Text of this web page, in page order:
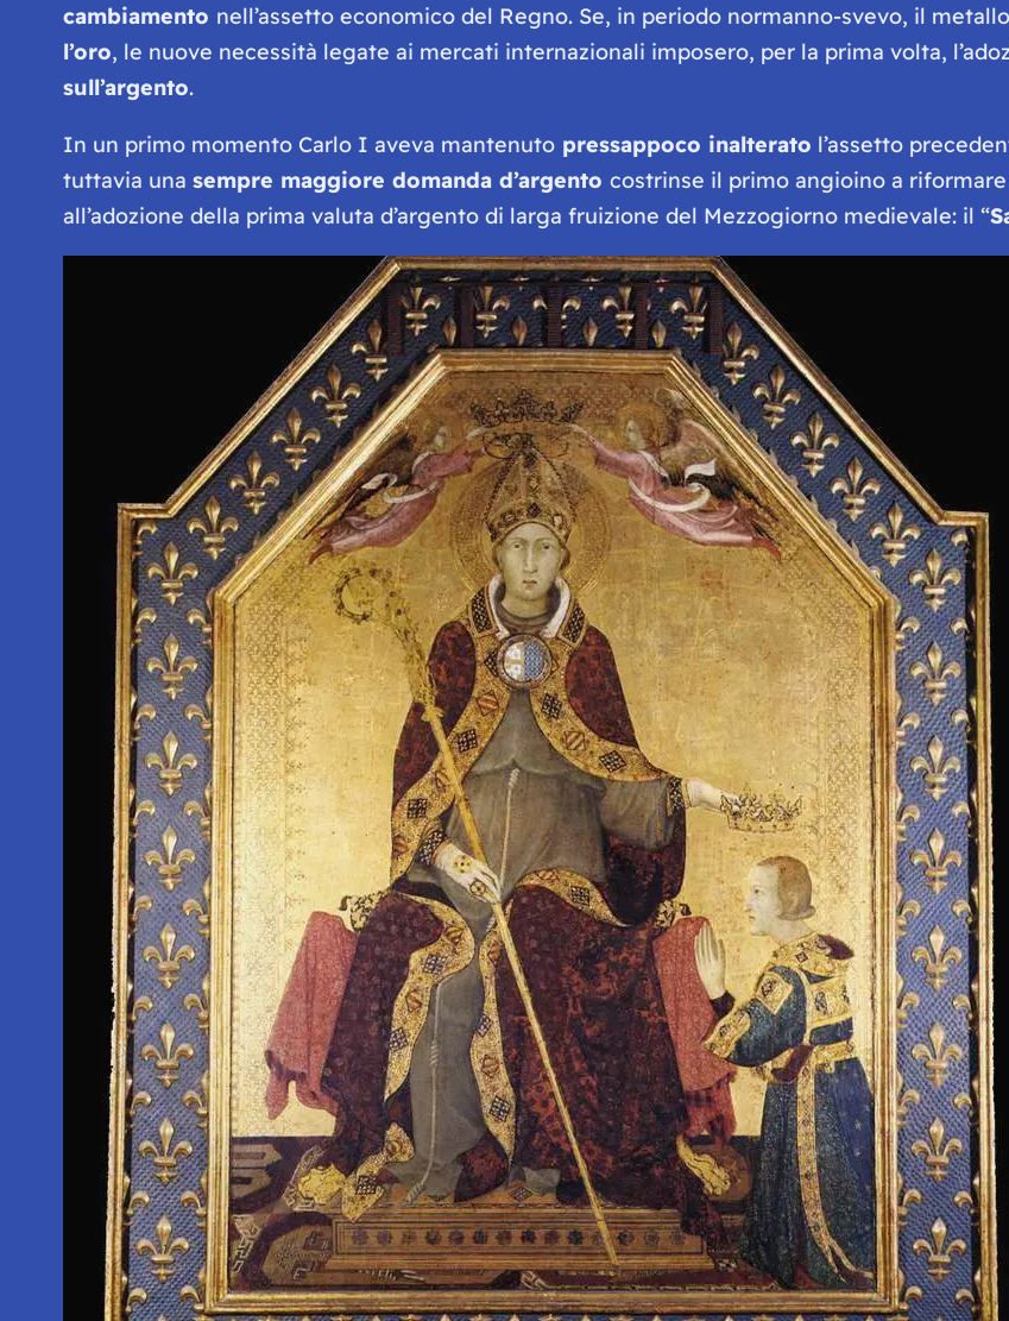
cambiamento nell’assetto economico del Regno. Se, in periodo normanno-svevo, il
l’oro, le nuove necessità legate ai mercati internazionali imposero, per la prima volta,
sull’argento.
In un primo momento Carlo I aveva mantenutopressappoco inalterato l’assetto
tuttavia una sempre maggiore domanda d’argento costrinse il primo angioino a
all’adozione della prima valuta d’argento di larga fruizione del Mezzogiorno medievale: il “